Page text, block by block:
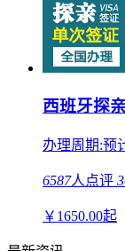
西班牙探
办理周期:预
6587人点评
￥ 1650.00起